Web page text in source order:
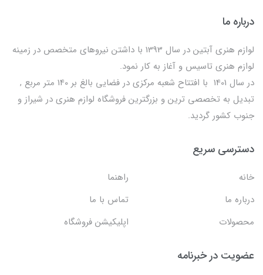
درباره ما
لوازم هنری آبتین در سال 1393 با داشتن نیروهای متخصص در زمینه
لوازم هنری تاسیس و آغاز به کار نمود.
در سال 1401 با افتتاح شعبه مرکزی در فضایی بالغ بر 140 متر مربع ,
تبدیل به تخصصی ترین و بزرگترین فروشگاه لوازم هنری در شیراز و
جنوب کشور گردید.
دسترسی سریع
خانه
راهنما
درباره ما
تماس با ما
محصولات
اپلیکیشن فروشگاه
عضویت در خبرنامه